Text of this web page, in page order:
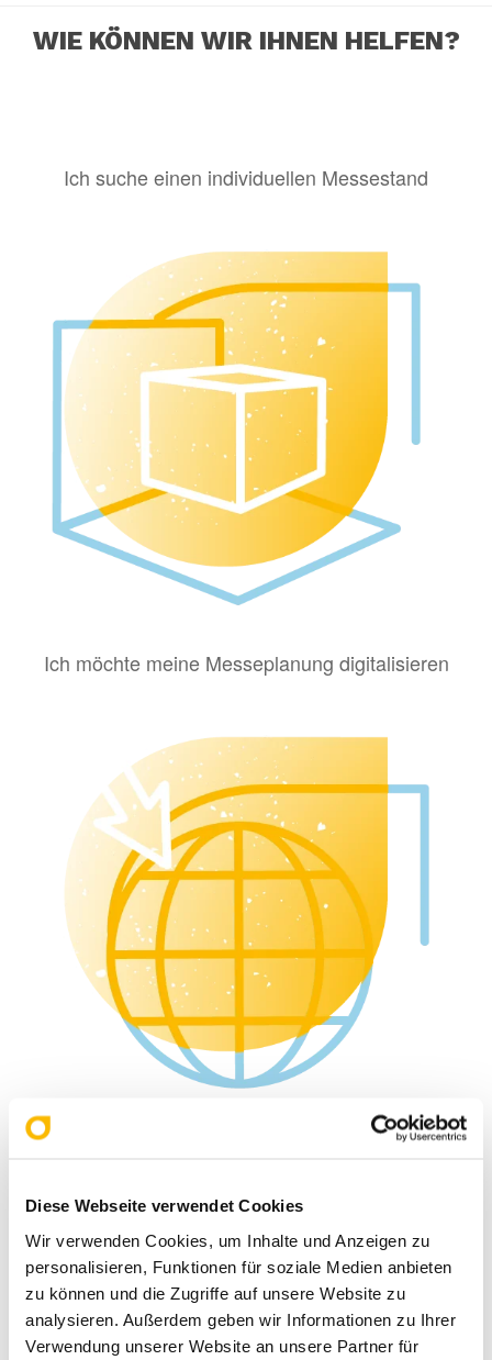
Diese Webseite verwendet Cookies
Wir verwenden Cookies, um Inhalte und Anzeigen zu
personalisieren, Funktionen für soziale Medien anbieten
zu können und die Zugriffe auf unsere Website zu
analysieren. Außerdem geben wir Informationen zu Ihrer
Verwendung unserer Website an unsere Partner für
WIE KÖNNEN WIR IHNEN HELFEN?
Ich suche einen individuellen Messestand
Ich möchte meine Messeplanung digitalisieren
Ich suche einen Partner für Logistik, Auf- und Abbau